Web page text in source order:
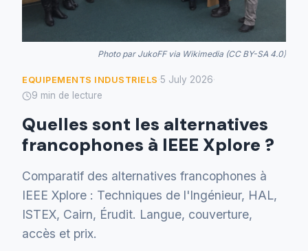
EQUIPEMENTS INDUSTRIELS ·5 July 2026·
9 min de lecture
Quelles sont les alternatives
francophones à IEEE Xplore ?
Comparatif des alternatives francophones à
IEEE Xplore : Techniques de l'Ingénieur, HAL,
ISTEX, Cairn, Érudit. Langue, couverture,
accès et prix.
Photo par JukoFF via Wikimedia (CC BY-SA 4.0)